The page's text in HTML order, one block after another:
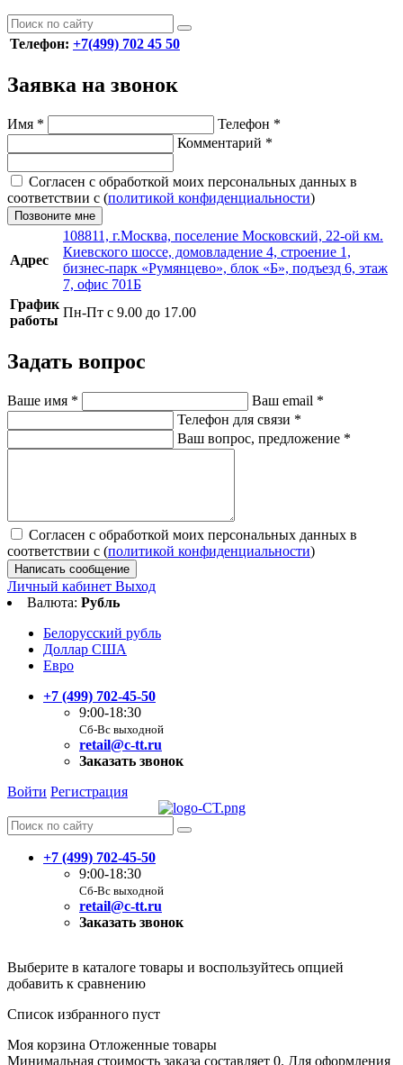
Телефон: +7(499) 702 45 50
Заявка на звонок
Имя * Телефон *
Комментарий *
Согласен с обработкой моих персональных данных в
соответствии с (политикой конфиденциальности)
Позвоните мне
Адрес
108811, г.Москва, поселение Московский, 22-ой км.
Киевского шоссе, домовладение 4, строение 1,
бизнес-парк «Румянцево», блок «Б», подъезд 6, этаж
7, офис 701Б
График
работы
Пн-Пт с 9.00 до 17.00
Задать вопрос
Ваше имя * Ваш email *
Телефон для связи *
Ваш вопрос, предложение *
Согласен с обработкой моих персональных данных в
соответствии с (политикой конфиденциальности)
Написать сообщение
Личный кабинет Выход
Валюта: Рубль
Белорусский рубль
Доллар США
Евро
+7 (499) 702-45-50
9:00-18:30
Сб-Вс выходной
retail@c-tt.ru
Заказать звонок
Войти Регистрация
+7 (499) 702-45-50
9:00-18:30
Сб-Вс выходной
retail@c-tt.ru
Заказать звонок
Выберите в каталоге товары и воспользуйтесь опцией
добавить к сравнению
Список избранного пуст
Моя корзина Отложенные товары
Минимальная стоимость заказа составляет 0. Для оформления